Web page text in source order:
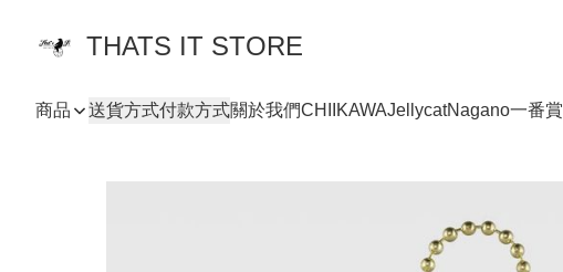
THATS IT STORE
商品 送貨方式付款方式關於我們CHIIKAWAJellycatNagano一番賞